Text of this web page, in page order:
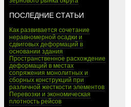
ПОСЛЕДНИЕ СТАТЬИ
Как развивается сочетание
неравномерной осадки и
сдвиговых деформаций в
основании здания
Пространственное расхождение
деформаций в местах
сопряжения монолитных и
сборных конструкций при
различной жесткости элементов
Перевозки и экономическая
плотность рейсов